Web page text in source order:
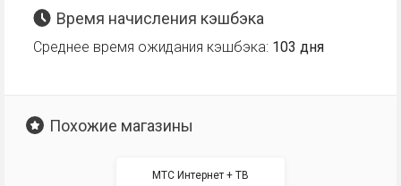
Время начисления кэшбэка
Среднее время ожидания кэшбэка: 103 дня
Похожие магазины
МТС Интернет + ТВ